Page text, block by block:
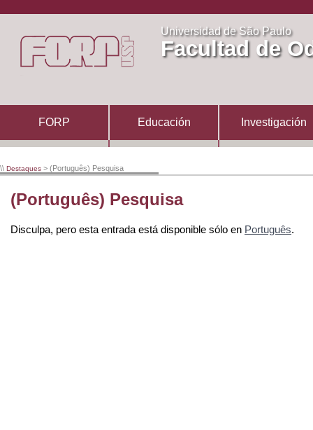
Universidad de São Paulo
Facultad de
FORP Educación Investigación
\\ Destaques > (Português) Pesquisa
(Português) Pesquisa
Disculpa, pero esta entrada está disponible sólo en Português.